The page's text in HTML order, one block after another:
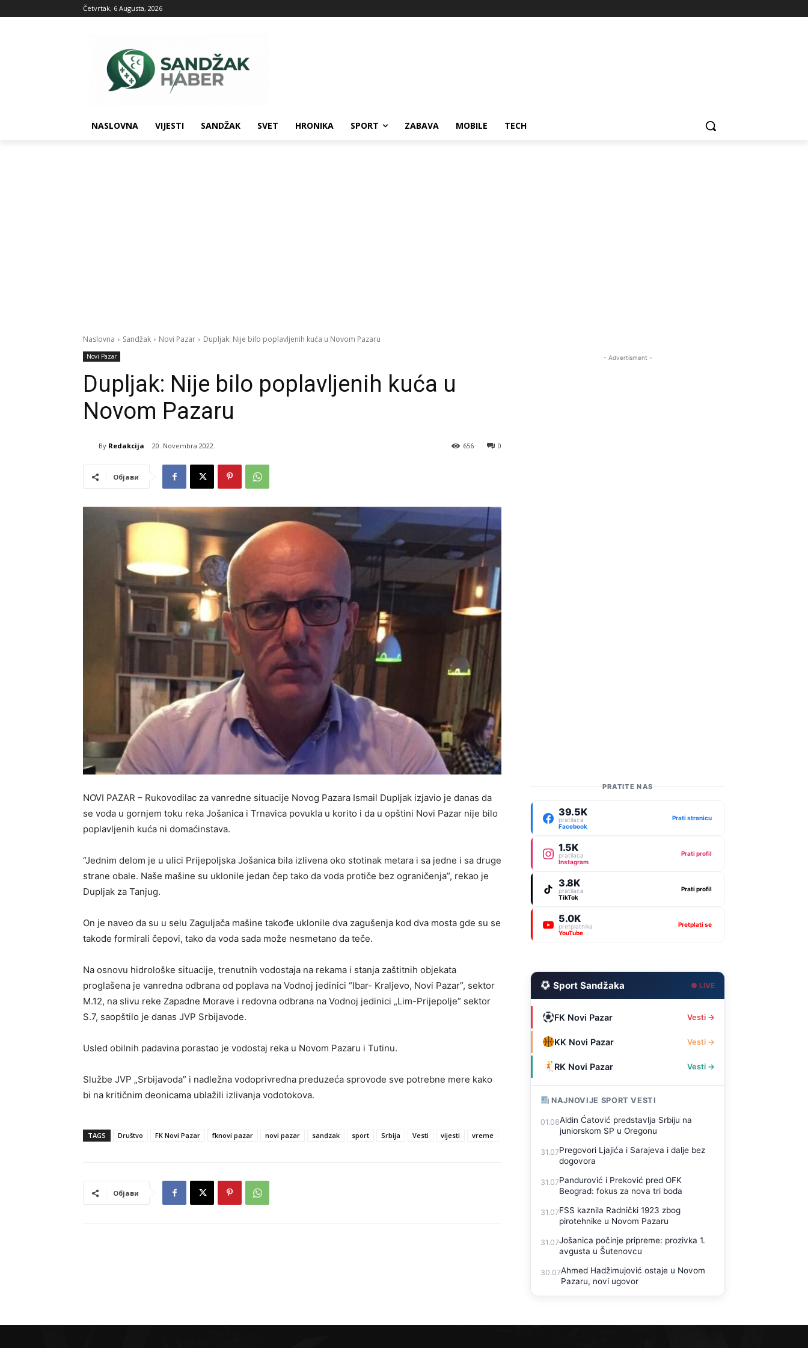
Četvrtak, 6 Augusta, 2026
NASLOVNA VIJESTI SANDŽAK SVET HRONIKA SPORT ZABAVA MOBILE TECH
Naslovna Sandžak Novi Pazar Dupljak: Nije bilo poplavljenih kuća u Novom Pazaru
Novi Pazar
Dupljak: Nije bilo poplavljenih kuća u
Novom Pazaru
By Redakcija 20. Novembra 2022. 0
656
Објави
NOVI PAZAR – Rukovodilac za vanredne situacije Novog Pazara Ismail Dupljak izjavio je danas da
se voda u gornjem toku reka Jošanica i Trnavica povukla u korito i da u opštini Novi Pazar nije bilo
poplavljenih kuća ni domaćinstava.
“Jednim delom je u ulici Prijepoljska Jošanica bila izlivena oko stotinak metara i sa jedne i sa druge
strane obale. Naše mašine su uklonile jedan čep tako da voda protiče bez ograničenja”, rekao je
Dupljak za Tanjug.
On je naveo da su u selu Zaguljača mašine takođe uklonile dva zagušenja kod dva mosta gde su se
takođe formirali čepovi, tako da voda sada može nesmetano da teče.
Na osnovu hidrološke situacije, trenutnih vodostaja na rekama i stanja zaštitnih objekata
proglašena je vanredna odbrana od poplava na Vodnoj jedinici “Ibar- Kraljevo, Novi Pazar”, sektor
M.12, na slivu reke Zapadne Morave i redovna odbrana na Vodnoj jedinici „Lim-Prijepolje” sektor
S.7, saopštilo je danas JVP Srbijavode.
Usled obilnih padavina porastao je vodostaj reka u Novom Pazaru i Tutinu.
Službe JVP „Srbijavoda” i nadležna vodoprivredna preduzeća sprovode sve potrebne mere kako
bi na kritičnim deonicama ublažili izlivanja vodotokova.
TAGS Društvo FK Novi Pazar fknovi pazar novi pazar sandzak sport Srbija Vesti vijesti vreme
Објави
- Advertisment -
PRATITE NAS
39.5K
pratilaca
Facebook
Prati stranicu
1.5K
pratilaca
Instagram
Prati profil
3.8K
pratilaca
TikTok
Prati profil
5.0K
pretplatnika
YouTube
Pretplati se
Sport Sandžaka ● LIVE
FK Novi Pazar Vesti →
KK Novi Pazar Vesti →
RK Novi Pazar Vesti →
NAJNOVIJE SPORT VESTI
01.08Aldin Ćatović predstavlja Srbiju na
juniorskom SP u Oregonu
31.07Pregovori Ljajića i Sarajeva i dalje bez
dogovora
31.07Pandurović i Preković pred OFK
Beograd: fokus za nova tri boda
31.07FSS kaznila Radnički 1923 zbog
pirotehnike u Novom Pazaru
31.07Jošanica počinje pripreme: prozivka 1.
avgusta u Šutenovcu
30.07Ahmed Hadžimujović ostaje u Novom
Pazaru, novi ugovor